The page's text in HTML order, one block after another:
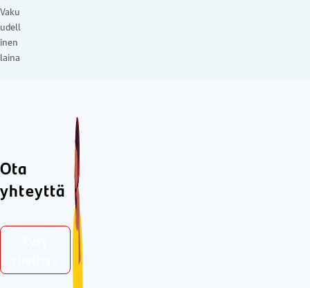
Vaku
udell
inen
laina
Ota
yhteyttä